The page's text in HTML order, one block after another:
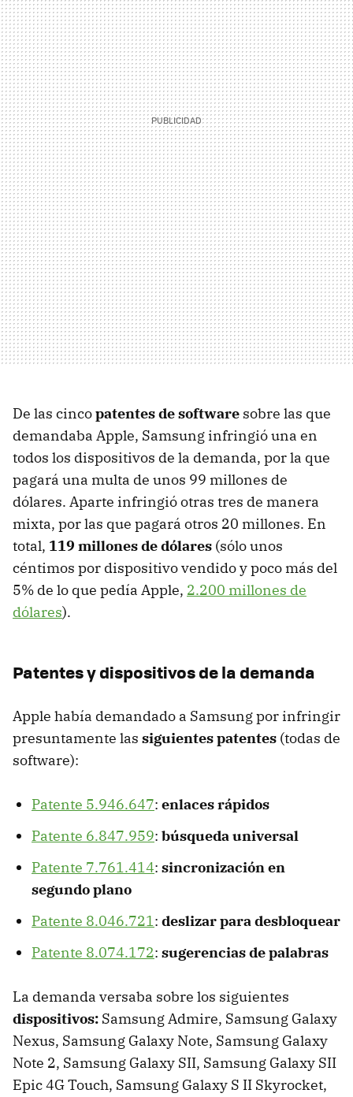
De las cincopatentes de software sobre las que
demandaba Apple, Samsung infringió una en
todos los dispositivos de la demanda, por la que
pagará una multa de unos 99 millones de
dólares. Aparte infringió otras tres de manera
mixta, por las que pagará otros 20 millones. En
total, 119 millones de dólares (sólo unos
céntimos por dispositivo vendido y poco más del
5% de lo que pedía Apple, 2.200 millones de
dólares).
Patentes y dispositivos de la demanda
Apple había demandado a Samsung por infringir
presuntamente las siguientes patentes (todas de
software):
Patente 5.946.647: enlaces rápidos
Patente 6.847.959: búsqueda universal
Patente 7.761.414: sincronización en
segundo plano
Patente 8.046.721: deslizar para desbloquear
Patente 8.074.172: sugerencias de palabras
La demanda versaba sobre los siguientes
dispositivos: Samsung Admire, Samsung Galaxy
Nexus, Samsung Galaxy Note, Samsung Galaxy
Note 2, Samsung Galaxy SII, Samsung Galaxy SII
Epic 4G Touch, Samsung Galaxy S II Skyrocket,